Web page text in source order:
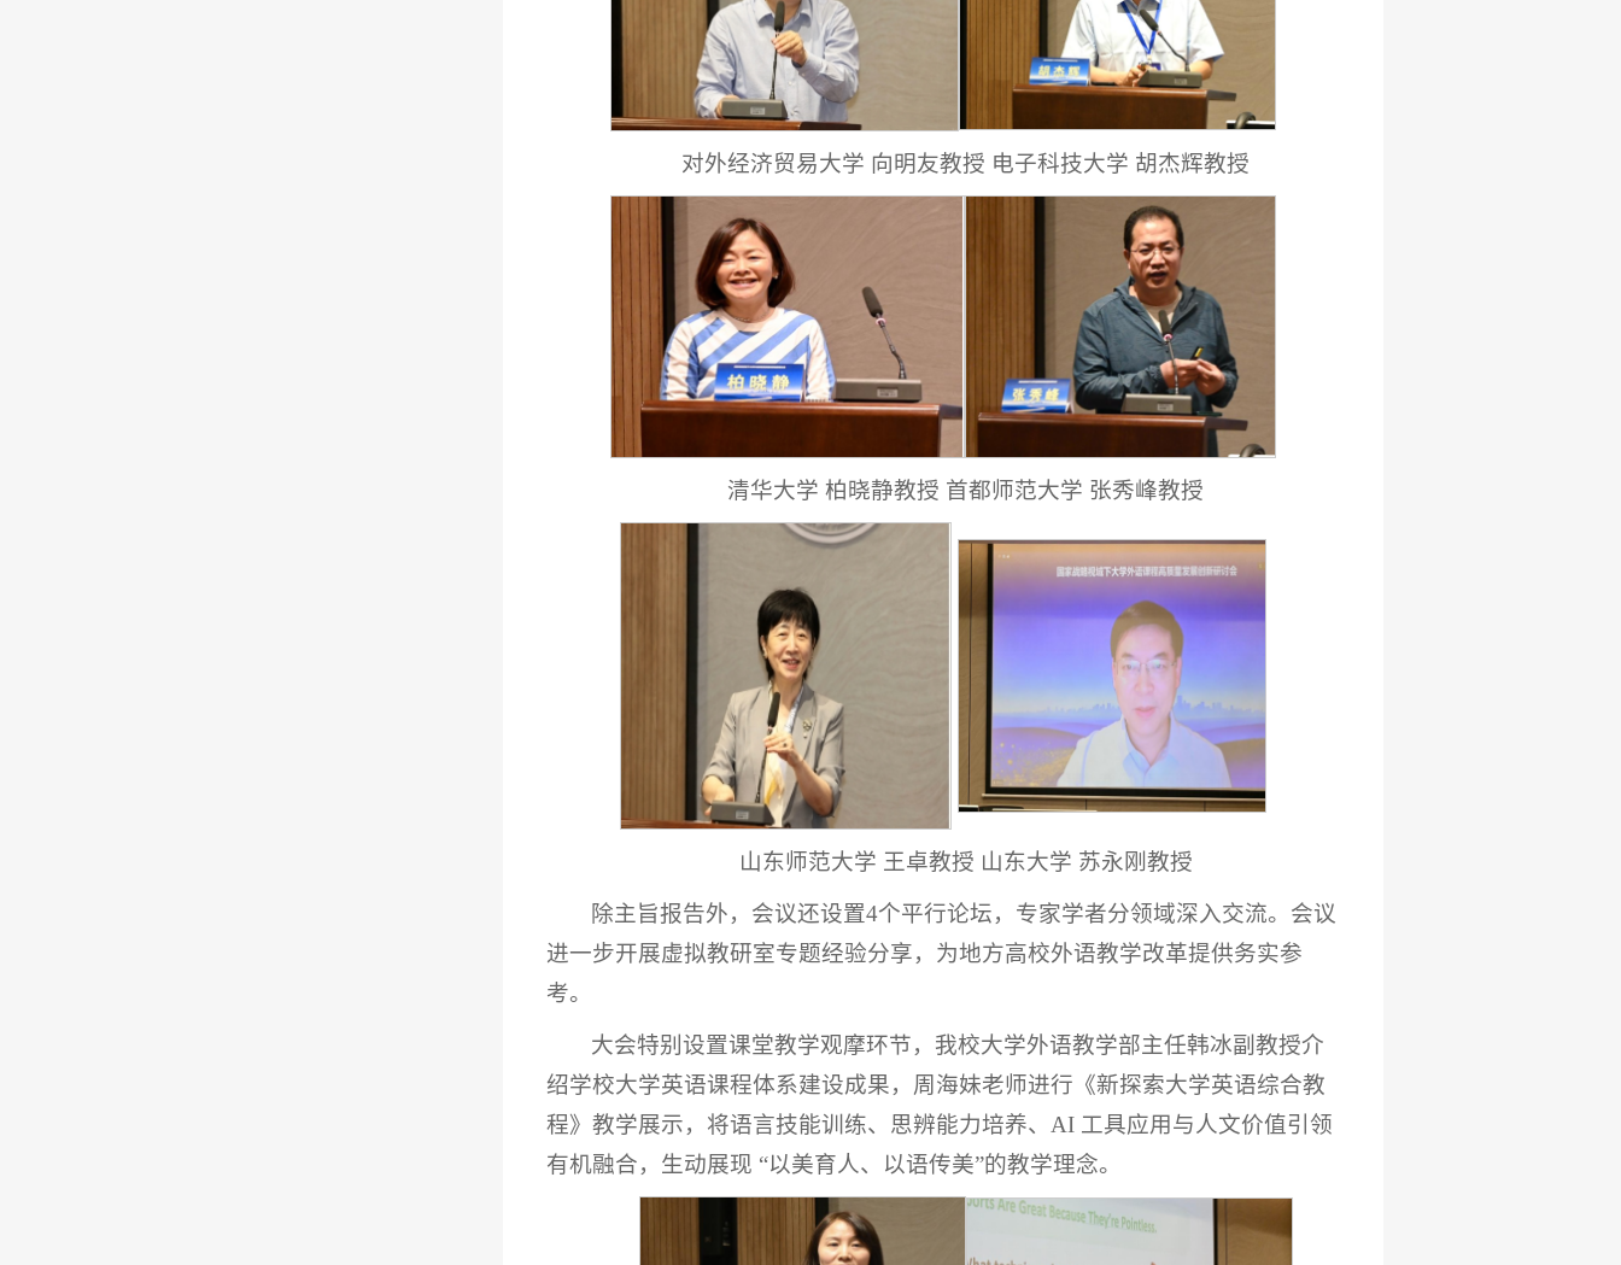
对外经济贸易大学 向明友教授 电子科技大学 胡杰辉教授
清华大学 柏晓静教授 首都师范大学 张秀峰教授
山东师范大学 王卓教授 山东大学 苏永刚教授
除主旨报告外，会议还设置4个平行论坛，专家学者分领域深入交流。会议
进一步开展虚拟教研室专题经验分享，为地方高校外语教学改革提供务实参
考。
大会特别设置课堂教学观摩环节，我校大学外语教学部主任韩冰副教授介
绍学校大学英语课程体系建设成果，周海妹老师进行《新探索大学英语综合教
程》教学展示，将语言技能训练、思辨能力培养、AI 工具应用与人文价值引领
有机融合，生动展现 “以美育人、以语传美”的教学理念。